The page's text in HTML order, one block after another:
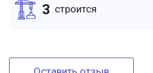
3 cтроится